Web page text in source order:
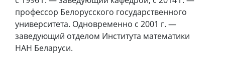
профессор Белорусского государственного
университета. Одновременно с 2001 г. —
заведующий отделом Института математики
НАН Беларуси.